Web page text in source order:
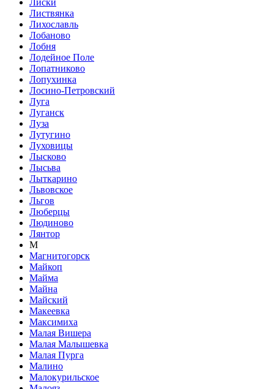
Лиски
Листвянка
Лихославль
Лобаново
Лобня
Лодейное Поле
Лопатниково
Лопухинка
Лосино-Петровский
Луга
Луганск
Луза
Лутугино
Луховицы
Лысково
Лысьва
Лыткарино
Львовское
Льгов
Люберцы
Людиново
Лянтор
М
Магнитогорск
Майкоп
Майма
Майна
Майский
Макеевка
Максимиха
Малая Вишера
Малая Малышевка
Малая Пурга
Малино
Малокурильское